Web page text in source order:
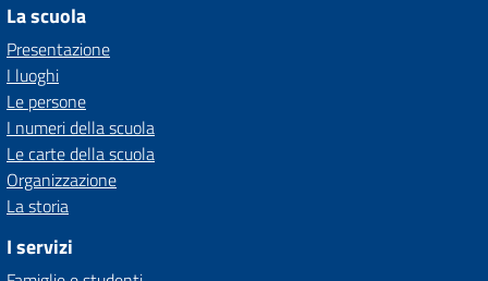
La scuola
Presentazione
I luoghi
Le persone
I numeri della scuola
Le carte della scuola
Organizzazione
La storia
I servizi